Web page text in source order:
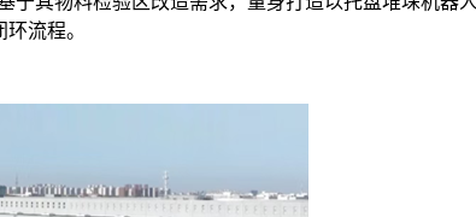
流程。